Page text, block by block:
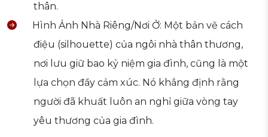
thân.
Hình Ảnh Nhà Riêng/Nơi Ở: Một bản vẽ cách
điệu (silhouette) của ngôi nhà thân thương,
nơi lưu giữ bao kỷ niệm gia đình, cũng là một
lựa chọn đầy cảm xúc. Nó khẳng định rằng
người đã khuất luôn an nghỉ giữa vòng tay
yêu thương của gia đình.